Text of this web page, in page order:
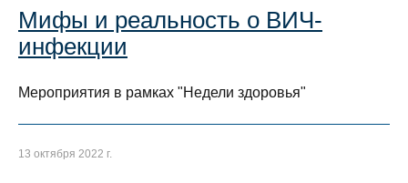
Мифы и реальность о ВИЧ-
инфекции
Мероприятия в рамках "Недели здоровья"
13 октября 2022 г.